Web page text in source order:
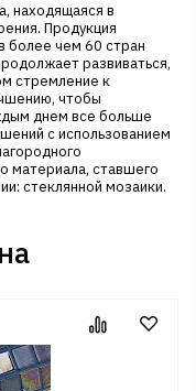
находящаяся в
Продукция
более чем 60 стран
развиваться,
стремление к
чтобы
днем все больше
с использованием
материала, ставшего
стеклянной мозаики.